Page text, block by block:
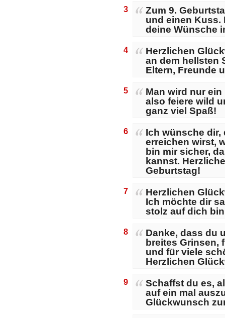
3
Zum 9.
und einen Kuss.
deine Wünsche
4
Herzlichen
an dem hellsten
Eltern, Freunde
5
Man wird nur
also feiere wild
ganz viel Spaß!
6
Ich wünsche dir,
erreichen wirst,
bin mir sicher,
kannst.
Geburtstag!
7
Herzlichen
Ich möchte dir
stolz auf dich
8
Danke, dass du
breites Grinsen,
und für viele
Herzlichen
9
Schaffst du es,
auf ein mal
Glückwunsch